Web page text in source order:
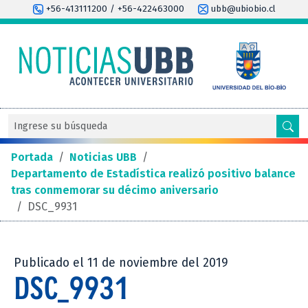
+56-413111200 / +56-422463000 ubb@ubiobio.cl
Portada / Noticias UBB /
Departamento de Estadística realizó positivo balance
tras conmemorar su décimo aniversario
/ DSC_9931
Publicado el 11 de noviembre del 2019
DSC_9931